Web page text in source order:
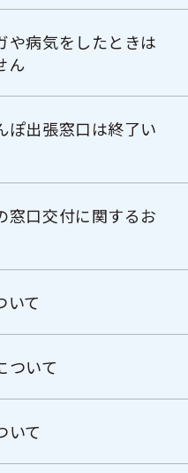
や病気をしたときは
ん
ぽ出張窓口は終了い
窓口交付に関するお
いて
ついて
いて